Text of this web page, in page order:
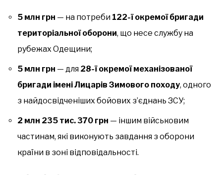
5 млн грн — на потреби 122-ї окремої бригади
територіальної оборони, що несе службу на
рубежах Одещини;
5 млн грн — для 28-ї окремої механізованої
бригади імені Лицарів Зимового походу, одного
з найдосвідченіших бойових з’єднань ЗСУ;
2 млн 235 тис. 370 грн — іншим військовим
частинам, які виконують завдання з оборони
країни в зоні відповідальності.